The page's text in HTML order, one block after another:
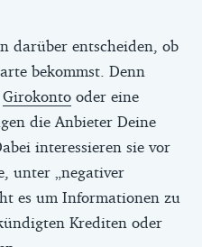
darüber entscheiden, ob
bekommst. Denn
Girokonto oder eine
die Anbieter Deine
interessieren sie vor
unter „negativer
es um Informationen zu
Krediten oder